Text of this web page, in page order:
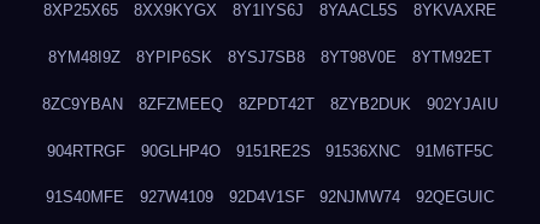
8XP25X65 8XX9KYGX 8Y1IYS6J 8YAACL5S 8YKVAXRE
8YM48I9Z 8YPIP6SK 8YSJ7SB8 8YT98V0E 8YTM92ET
8ZC9YBAN 8ZFZMEEQ 8ZPDT42T 8ZYB2DUK 902YJAIU
904RTRGF 90GLHP4O 9151RE2S 91536XNC 91M6TF5C
91S40MFE 927W4109 92D4V1SF 92NJMW74 92QEGUIC